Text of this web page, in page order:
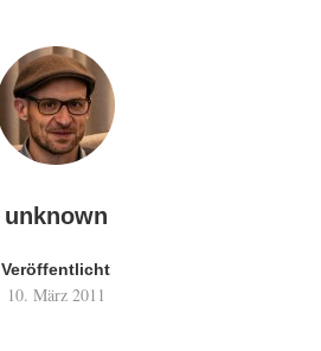
unknown
Veröffentlicht
10. März 2011